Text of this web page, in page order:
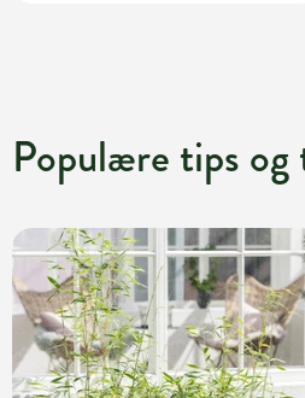
Populære tips og